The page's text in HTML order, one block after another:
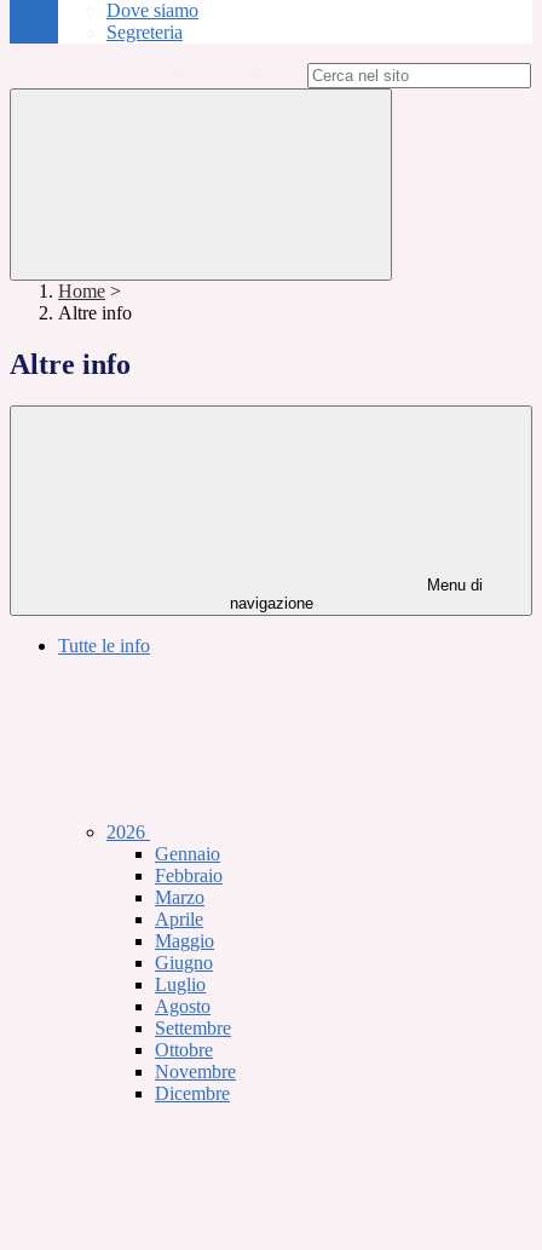
Dove siamo
Segreteria
Home >
Altre info
Altre info
Menu di
navigazione
Tutte le info
2026
Gennaio
Febbraio
Marzo
Aprile
Maggio
Giugno
Luglio
Agosto
Settembre
Ottobre
Novembre
Dicembre